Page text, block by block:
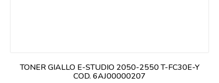
TONER GIALLO E-STUDIO 2050-2550 T-FC30E-Y
COD. 6AJ00000207